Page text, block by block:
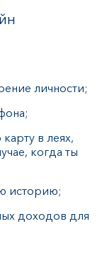
личности;
в леях,
когда ты
историю;
доходов для